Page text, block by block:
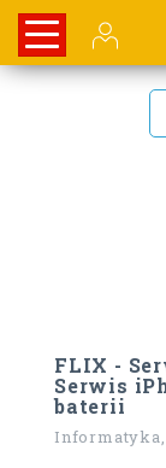
FLIX -
Serwis
baterii